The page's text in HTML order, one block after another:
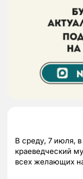
В среду, 7 июля,
краеведческий
всех желающих